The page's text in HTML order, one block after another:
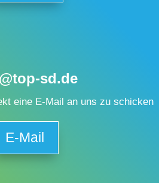
sd.de
eine E-Mail an uns zu schicken
E-Mail